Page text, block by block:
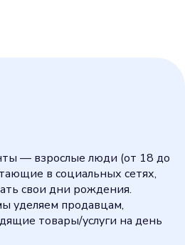
— взрослые люди (от 18 до
в социальных сетях,
свои дни рождения.
уделяем продавцам,
товары/услуги на день